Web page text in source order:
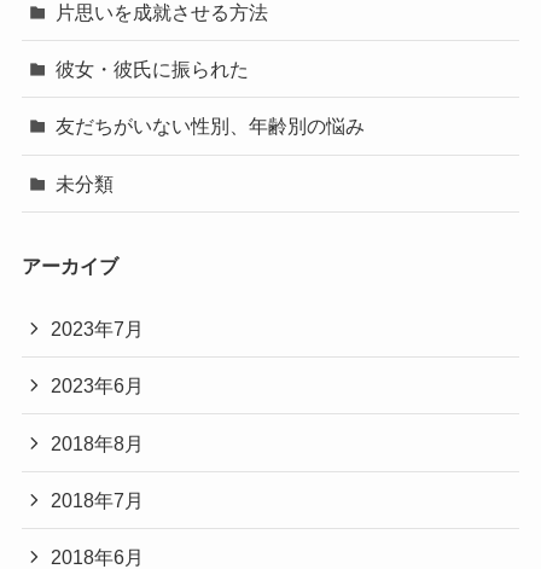
片思いを成就させる方法
彼女・彼氏に振られた
友だちがいない性別、年齢別の悩み
未分類
アーカイブ
2023年7月
2023年6月
2018年8月
2018年7月
2018年6月